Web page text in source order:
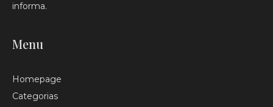
informa.
Menu
Homepage
Categorias